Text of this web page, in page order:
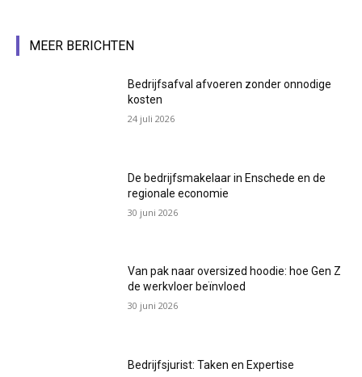
MEER BERICHTEN
Bedrijfsafval afvoeren zonder onnodige
kosten
24 juli 2026
De bedrijfsmakelaar in Enschede en de
regionale economie
30 juni 2026
Van pak naar oversized hoodie: hoe Gen Z
de werkvloer beïnvloed
30 juni 2026
Bedrijfsjurist: Taken en Expertise